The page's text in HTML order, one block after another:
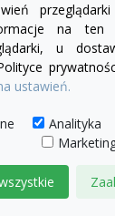
DODAJ DO
na
u
ustawień.
Analityka